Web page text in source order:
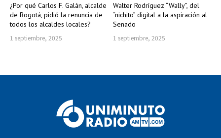
¿Por qué Carlos F. Galán, alcalde
de Bogotá, pidió la renuncia de
todos los alcaldes locales?
1 septiembre, 2025
Walter Rodríguez “Wally”, del
“nichito” digital a la aspiración al
Senado
1 septiembre, 2025